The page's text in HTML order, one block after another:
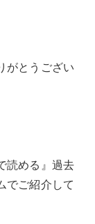
がとうござい
読める』過去
でご紹介して